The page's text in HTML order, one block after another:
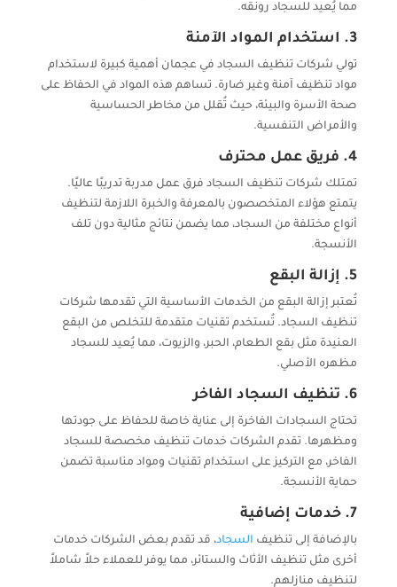
مما يُعيد للسجاد رونقه.
3. استخدام المواد الآمنة
تولي شركات تنظيف السجاد في عجمان أهمية كبيرة لاستخدام
مواد تنظيف آمنة وغير ضارة. تساهم هذه المواد في الحفاظ على
صحة الأسرة والبيئة، حيث تُقلل من مخاطر الحساسية
والأمراض التنفسية.
4. فريق عمل محترف
تمتلك شركات تنظيف السجاد فرق عمل مدربة تدريبًا عاليًا.
يتمتع هؤلاء المتخصصون بالمعرفة والخبرة اللازمة لتنظيف
أنواع مختلفة من السجاد، مما يضمن نتائج مثالية دون تلف
الأنسجة.
5. إزالة البقع
تُعتبر إزالة البقع من الخدمات الأساسية التي تقدمها شركات
تنظيف السجاد. تُستخدم تقنيات متقدمة للتخلص من البقع
العنيدة مثل بقع الطعام، الحبر، والزيوت، مما يُعيد للسجاد
مظهره الأصلي.
6. تنظيف السجاد الفاخر
تحتاج السجادات الفاخرة إلى عناية خاصة للحفاظ على جودتها
ومظهرها. تقدم الشركات خدمات تنظيف مخصصة للسجاد
الفاخر، مع التركيز على استخدام تقنيات ومواد مناسبة تضمن
حماية الأنسجة.
7. خدمات إضافية
بالإضافة إلى تنظيف السجاد، قد تقدم بعض الشركات خدمات
أخرى مثل تنظيف الأثاث والستائر، مما يوفر للعملاء حلاً شاملاً
لتنظيف منازلهم.